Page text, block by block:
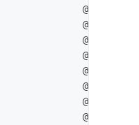
@remi-php71
@remi-php71
@remi-php71
@remi-php71
@remi-php71
@remi-php71
@remi-php71
@remi-php71